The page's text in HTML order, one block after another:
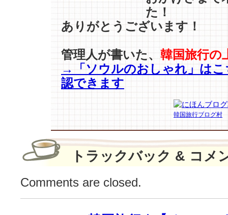
(グ
ラ
は
た！
ありがとうございます！
管理人が書いた、 韓国旅行の
→「ソウルのおしゃれ」はこ
認できます
韓国旅行ブログ村
トラックバック & コメ
Comments are closed.